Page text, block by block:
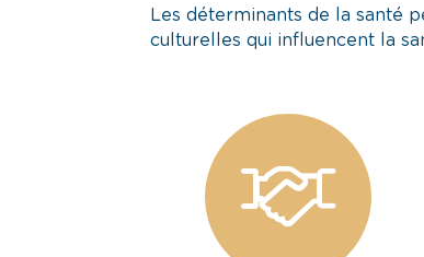
Les déterminants de la santé
culturelles qui influencent la